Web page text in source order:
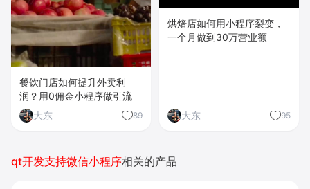
餐饮门店如何提升外卖利
润？用0佣金小程序做引流
大东
89
烘焙店如何用小程序裂变，
一个月做到30万营业额
大东 95
qt开发支持微信小程序相关的产品